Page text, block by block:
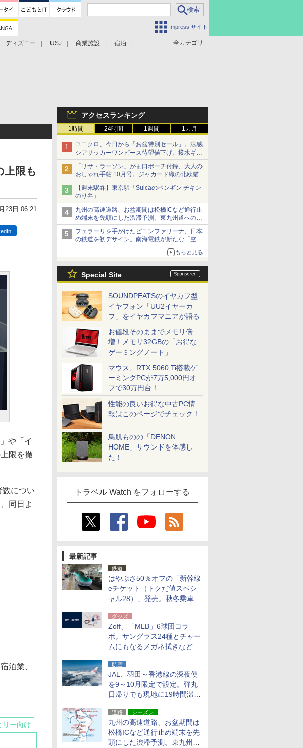
Impress サイト
全カテゴリ
ディズニー USJ 商業施設 宿泊
アクセスランキング
1時間 24時間 1週間 1カ月
ユニクロ、今日から「お盆特別セール」。涼感
シアサッカーワンピース待望値下げ、撥水ギア
ショーツは1990円に
「リサ・ラーソン」がま口ポーチ付録、大人の
おしゃれ手帖 10月号。ジャカード織の北欧猫デ
ザイン
【週末駅弁】東京駅「Suicaのペンギン チキン
のり弁」
九州の高速道路、お盆期間は松橋ICなど通行止
め端末を先頭にした渋滞予測。東九州道への迂
回は料金調整を実施
フェラーリを手がけたピニンファリーナ、日本
の鉄道を初デザイン。南海電鉄が新たな「空港
もっと見る
Special Site
SOUNDPEATSのイヤカフ型
イヤフォン「UU2イヤーカ
フ」をイヤカフマニアが語る
お値段そのままでメモリ倍
増！メモリ32GBの「お得な
ゲーミングノート」
マウス、RTX 5060 Ti搭載ゲ
ーミングPCが7万5,000円オ
フで30万円台！
性能の良いお得な中古PC情
報はこのページでチェック！
鳥肌ものの「DENON
HOME」サウンドを体感し
た！
トラベル Watch をフォローする
最新記事
鉄道
はやぶさ50％オフの「新幹線
eチケット（トクだ値スペシ
ャル28）」発売。秋冬乗車
分、えきねっと限定
グッズ
Zoff、「MLB」6球団コラ
ボ。サングラス24種とチャー
ムにもなるメガネ拭きなど雑
貨24種
航空
JAL、羽田～香港線の深夜便
を9～10月限定で設定。弾丸
日帰りでも現地に19時間滞在
できる
道路 シーズン
九州の高速道路、お盆期間は
松橋ICなど通行止め端末を先
頭にした渋滞予測。東九州道
上限も
23日 06:21
や「イ
限を撤
につい
同日よ
泊業、
リー向け